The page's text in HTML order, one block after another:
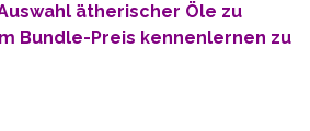
ätherischer Öle zu
Bundle-Preis kennenlernen zu